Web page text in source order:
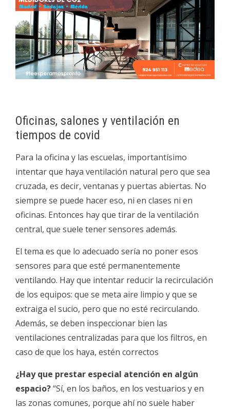
Oficinas, salones y ventilación en
tiempos de covid
Para la oficina y las escuelas, importantísimo
intentar que haya ventilación natural pero que sea
cruzada, es decir, ventanas y puertas abiertas. No
siempre se puede hacer eso, ni en clases ni en
oficinas. Entonces hay que tirar de la ventilación
central, que suele tener sensores además.
El tema es que lo adecuado sería no poner esos
sensores para que esté permanentemente
ventilando. Hay que intentar reducir la recirculación
de los equipos: que se meta aire limpio y que se
extraiga el sucio, pero que no esté recirculando.
Además, se deben inspeccionar bien las
ventilaciones centralizadas para que los filtros, en
caso de que los haya, estén correctos
¿Hay que prestar especial atención en algún
espacio?“Sí, en los baños, en los vestuarios y en
las zonas comunes, porque ahí no suele haber